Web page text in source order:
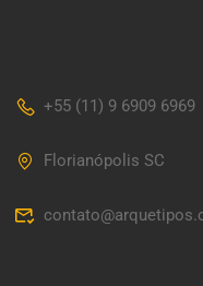
+55 (11) 9 6909 6969
Florianópolis SC